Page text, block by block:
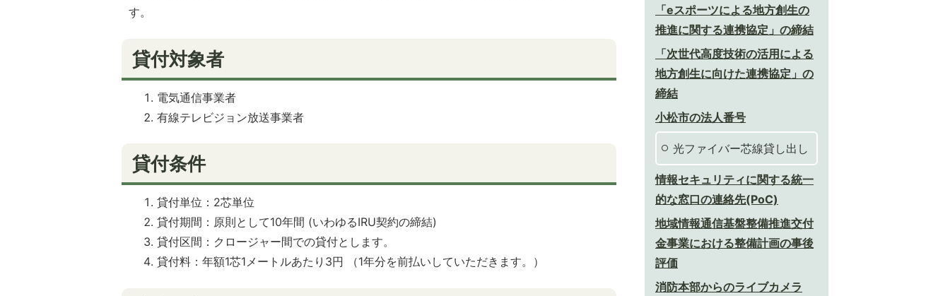
す。
貸付対象者
電気通信事業者
有線テレビジョン放送事業者
貸付条件
貸付単位：2芯単位
貸付期間：原則として10年間 (いわゆるIRU契約の締結)
貸付区間：クロージャー間での貸付とします。
貸付料：年額1芯1メートルあたり3円 （1年分を前払いしていただきます。）
「eスポーツによる地方創生の
推進に関する連携協定」の締結
「次世代高度技術の活用による
地方創生に向けた連携協定」の
締結
小松市の法人番号
光ファイバー芯線貸し出し
情報セキュリティに関する統一
的な窓口の連絡先(PoC)
地域情報通信基盤整備推進交付
金事業における整備計画の事後
評価
消防本部からのライブカメラ